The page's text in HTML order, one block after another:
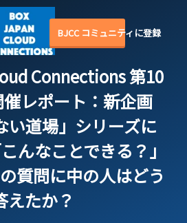
BJCC コミュニティに登録
Connections 第10
レポート： 新企画
い道場」シリーズに
んなことできる？」
質問に中の人はどう
えたか？